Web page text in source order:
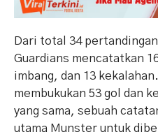
Dari total 34
Guardians mencatatkan
imbang, dan 13
membukukan 53 gol dan
yang sama, sebuah
utama Munster untuk